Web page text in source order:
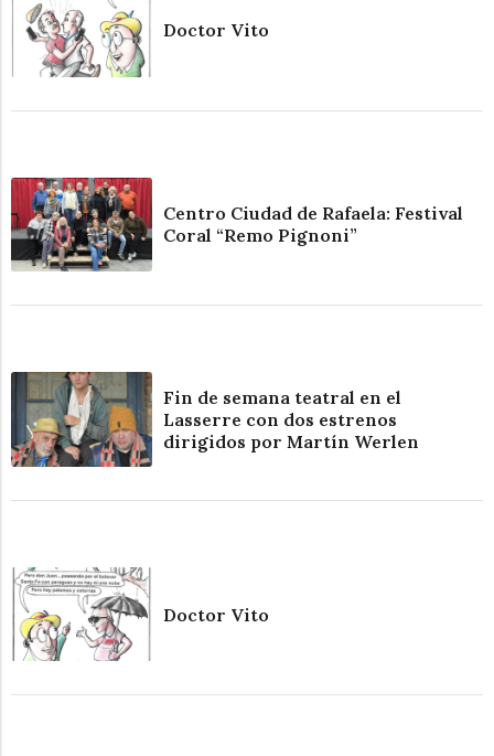
Doctor Vito
Centro Ciudad de Rafaela: Festival
Coral “Remo Pignoni”
Fin de semana teatral en el
Lasserre con dos estrenos
dirigidos por Martín Werlen
Doctor Vito